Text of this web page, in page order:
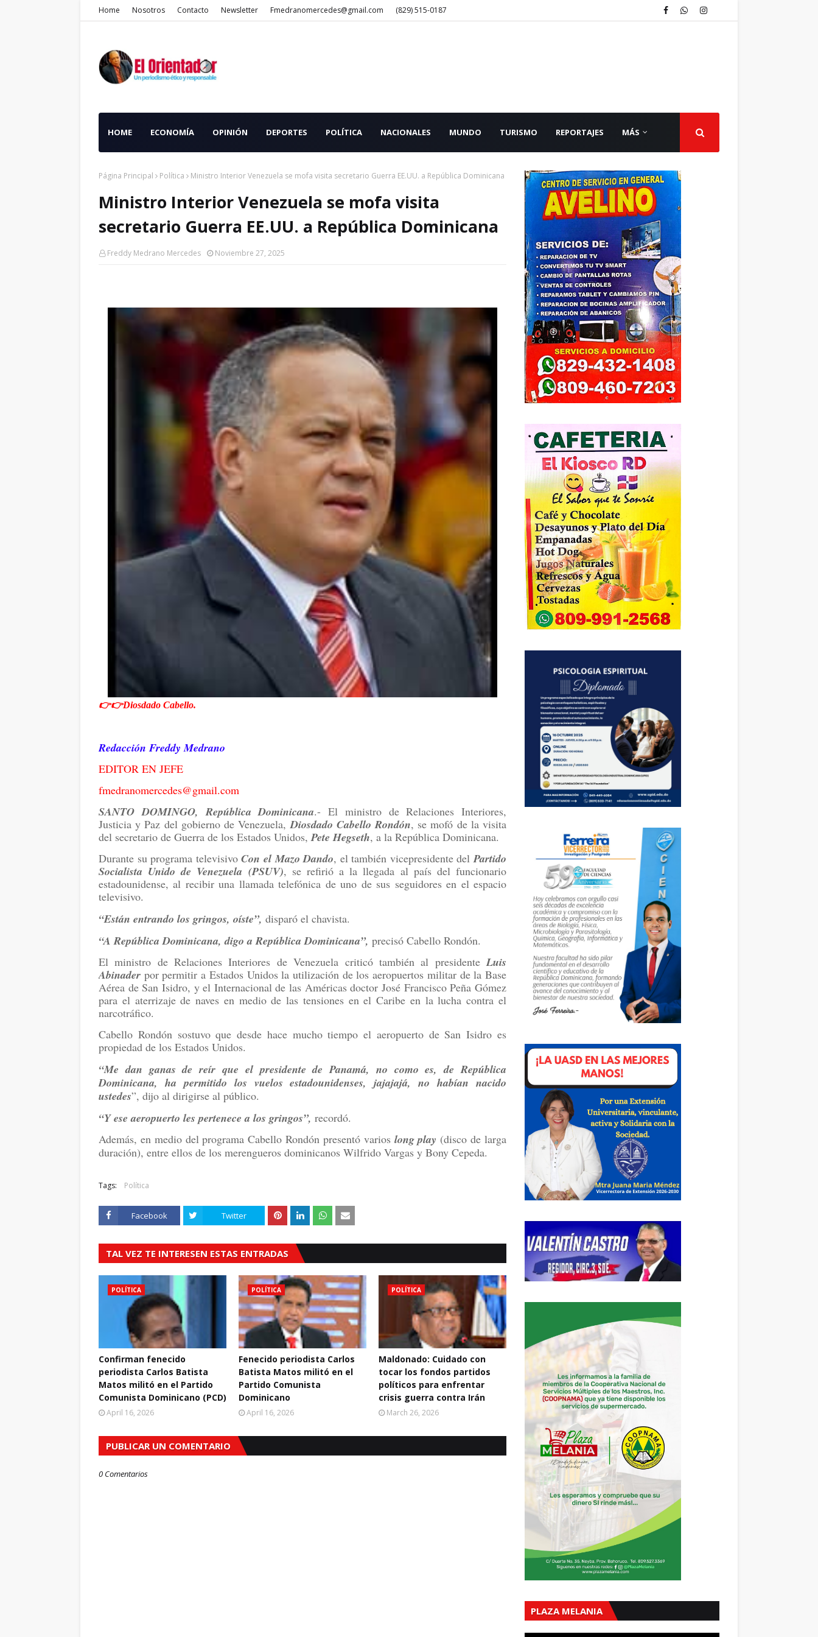
Home Nosotros Contacto Newsletter Fmedranomercedes@gmail.com (829) 515-0187
HOME ECONOMÍA OPINIÓN DEPORTES POLÍTICA NACIONALES MUNDO TURISMO REPORTAJES MÁS
Página Principal Política Ministro Interior Venezuela se mofa visita secretario Guerra EE.UU. a República Dominicana
Ministro Interior Venezuela se mofa visita
secretario Guerra EE.UU. a República Dominicana
Freddy Medrano Mercedes Noviembre 27, 2025
👉👉Diosdado Cabello.
Redacción Freddy Medrano
EDITOR EN JEFE
fmedranomercedes@gmail.com
SANTO DOMINGO, República Dominicana.- El ministro de Relaciones Interiores,
Justicia y Paz del gobierno de Venezuela,Diosdado Cabello Rondón, se mofó de la visita
del secretario de Guerra de los Estados Unidos,Pete Hegseth, a la República Dominicana.
Durante su programa televisivoCon el Mazo Dando, el también vicepresidente delPartido
Socialista Unido de Venezuela (PSUV), se refirió a la llegada al país del funcionario
estadounidense, al recibir una llamada telefónica de uno de sus seguidores en el espacio
televisivo.
“Están entrando los gringos, oíste”, disparó el chavista.
“A República Dominicana, digo a República Dominicana”, precisó Cabello Rondón.
El ministro de Relaciones Interiores de Venezuela criticó también al presidenteLuis
Abinader por permitir a Estados Unidos la utilización de los aeropuertos militar de la Base
Aérea de San Isidro, y el Internacional de las Américas doctor José Francisco Peña Gómez
para el aterrizaje de naves en medio de las tensiones en el Caribe en la lucha contra el
narcotráfico.
Cabello Rondón sostuvo que desde hace mucho tiempo el aeropuerto de San Isidro es
propiedad de los Estados Unidos.
“Me dan ganas de reír que el presidente de Panamá, no como es, de República
Dominicana, ha permitido los vuelos estadounidenses, jajajajá, no habían nacido
ustedes”, dijo al dirigirse al público.
“Y ese aeropuerto les pertenece a los gringos”, recordó.
Además, en medio del programa Cabello Rondón presentó varios long play (disco de larga
duración), entre ellos de los merengueros dominicanos Wilfrido Vargas y Bony Cepeda.
Tags: Política
Facebook Twitter
TAL VEZ TE INTERESEN ESTAS ENTRADAS
POLÍTICA
Confirman fenecido
periodista Carlos Batista
Matos militó en el Partido
Comunista Dominicano (PCD)
April 16, 2026
POLÍTICA
Fenecido periodista Carlos
Batista Matos militó en el
Partido Comunista
Dominicano
April 16, 2026
POLÍTICA
Maldonado: Cuidado con
tocar los fondos partidos
políticos para enfrentar
crisis guerra contra Irán
March 26, 2026
PUBLICAR UN COMENTARIO
0 Comentarios
PLAZA MELANIA